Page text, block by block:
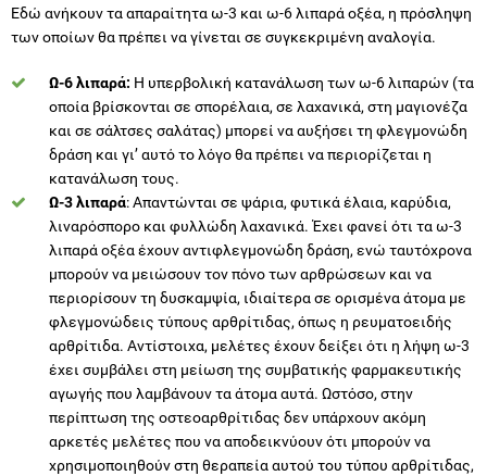
Εδώ ανήκουν τα απαραίτητα ω-3 και ω-6 λιπαρά οξέα, η πρόσληψη
των οποίων θα πρέπει να γίνεται σε συγκεκριμένη αναλογία.
Ω-6 λιπαρά: Η υπερβολική κατανάλωση των ω-6 λιπαρών (τα
οποία βρίσκονται σε σπορέλαια, σε λαχανικά, στη μαγιονέζα
και σε σάλτσες σαλάτας) μπορεί να αυξήσει τη φλεγμονώδη
δράση και γι’ αυτό το λόγο θα πρέπει να περιορίζεται η
κατανάλωση τους.
Ω-3 λιπαρά: Απαντώνται σε ψάρια, φυτικά έλαια, καρύδια,
λιναρόσπορο και φυλλώδη λαχανικά. Έχει φανεί ότι τα ω-3
λιπαρά οξέα έχουν αντιφλεγμονώδη δράση, ενώ ταυτόχρονα
μπορούν να μειώσουν τον πόνο των αρθρώσεων και να
περιορίσουν τη δυσκαμψία, ιδιαίτερα σε ορισμένα άτομα με
φλεγμονώδεις τύπους αρθρίτιδας, όπως η ρευματοειδής
αρθρίτιδα. Αντίστοιχα, μελέτες έχουν δείξει ότι η λήψη ω-3
έχει συμβάλει στη μείωση της συμβατικής φαρμακευτικής
αγωγής που λαμβάνουν τα άτομα αυτά. Ωστόσο, στην
περίπτωση της οστεοαρθρίτιδας δεν υπάρχουν ακόμη
αρκετές μελέτες που να αποδεικνύουν ότι μπορούν να
χρησιμοποιηθούν στη θεραπεία αυτού του τύπου αρθρίτιδας,